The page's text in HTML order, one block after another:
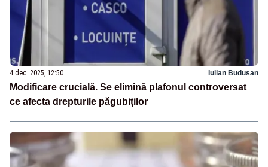
4 dec. 2025, 12:50 Iulian Budusan
Modificare crucială. Se elimină plafonul controversat
ce afecta drepturile păgubiților